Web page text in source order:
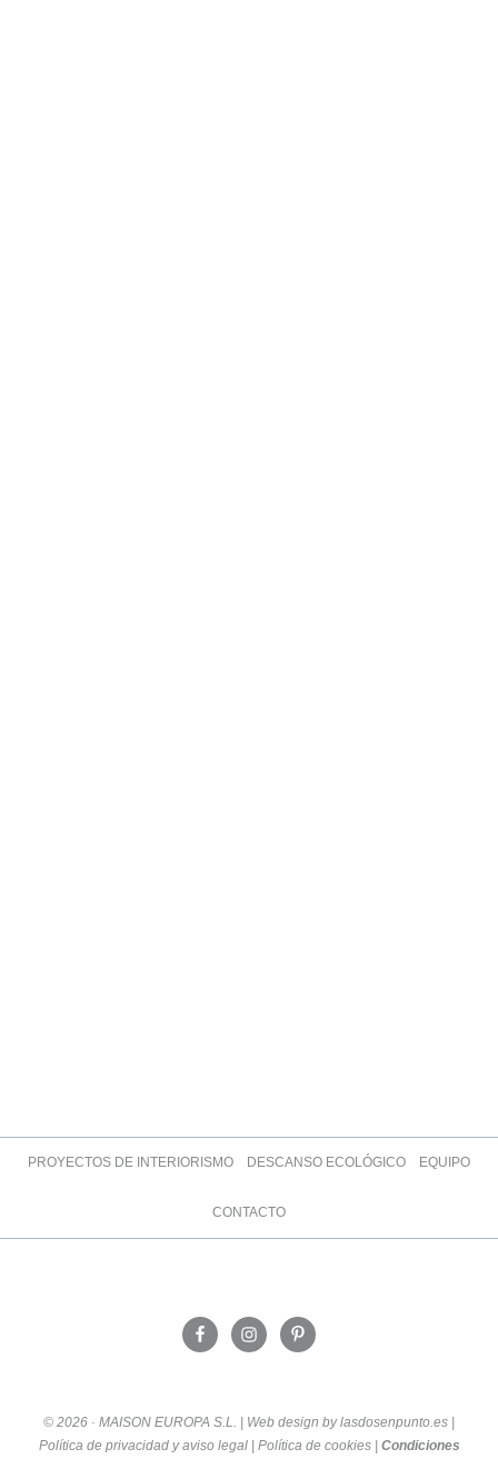
PROYECTOS DE INTERIORISMO DESCANSO ECOLÓGICO EQUIPO
CONTACTO
© 2026 · MAISON EUROPA S.L. | Web design by lasdosenpunto.es |
Política de privacidad y aviso legal| Política de cookies| Condiciones